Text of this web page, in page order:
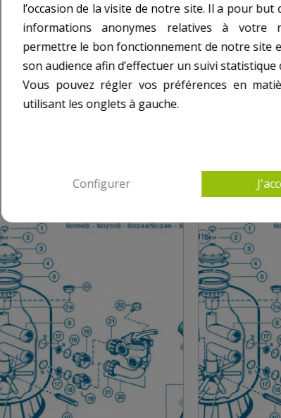
DANS HAYWARD SIDE S0166S -
l’occasion de la visite de notre site. Il a pour but
informations anonymes relatives à votre
permettre le bon fonctionnement de notre site
son audience afin d’effectuer un suivi statistique
Vous pouvez régler vos préférences en
utilisant les onglets à gauche.
Configurer